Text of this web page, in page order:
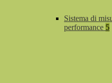
Sistema di
performance 5